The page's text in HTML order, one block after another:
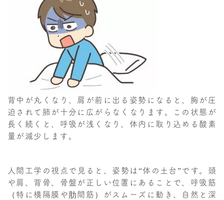
背中が丸くなり、肩が前に出る姿勢になると、胸が圧
迫されて肺が十分に広がらなくなります。この状態が
長く続くと、呼吸が浅くなり、体内に取り込める酸素
量が減少します。
人間工学の視点で見ると、姿勢は“体の土台”です。頭
や肩、背骨、骨盤が正しい位置にあることで、呼吸筋
（特に横隔膜や肋間筋）がスムーズに動き、自然と深